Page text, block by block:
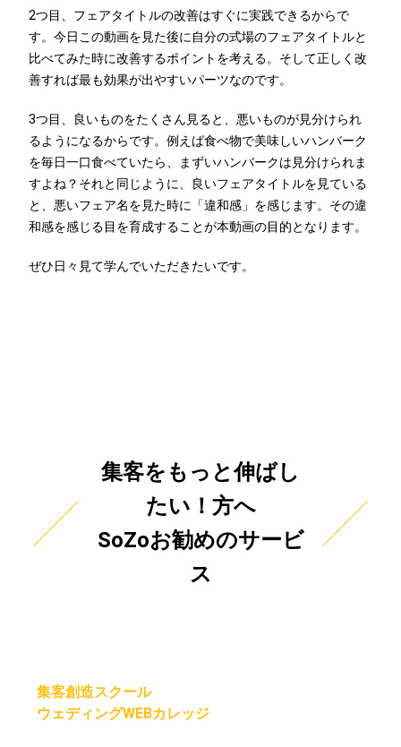
2つ目、フェアタイトルの改善はすぐに実践できるからで
す。今日この動画を見た後に自分の式場のフェアタイトルと
比べてみた時に改善するポイントを考える。そして正しく改
善すれば最も効果が出やすいパーツなのです。
3つ目、良いものをたくさん見ると、悪いものが見分けられ
るようになるからです。例えば食べ物で美味しいハンバーク
を毎日一口食べていたら、まずいハンバークは見分けられま
すよね？それと同じように、良いフェアタイトルを見ている
と、悪いフェア名を見た時に「違和感」を感じます。その違
和感を感じる目を育成することが本動画の目的となります。
ぜひ日々見て学んでいただきたいです。
集客をもっと伸ばし
たい！方へ
SoZoお勧めのサービ
ス
集客創造スクール
ウェディングWEBカレッジ